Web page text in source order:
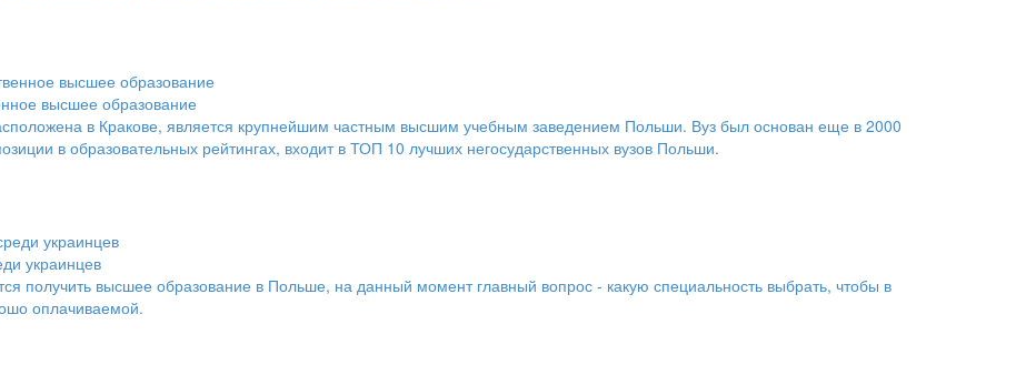
высшее образование
в Кракове, является крупнейшим частным высшим учебным заведением Польши. Вуз был основан еще в 2000
в образовательных рейтингах, входит в ТОП 10 лучших негосударственных вузов Польши.
украинцев
получить высшее образование в Польше, на данный момент главный вопрос - какую специальность выбрать, чтобы в
оплачиваемой.